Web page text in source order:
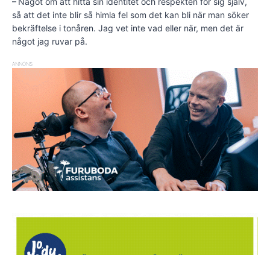
så att det inte blir så himla fel som det kan bli när man söker
bekräftelse i tonåren. Jag vet inte vad eller när, men det är
något jag ruvar på.
ANNONS